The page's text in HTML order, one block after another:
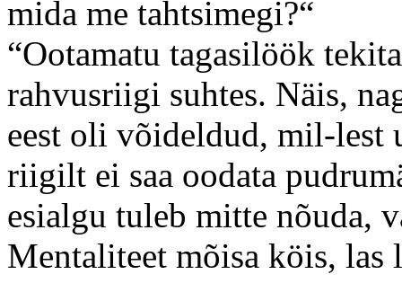
mida me tahtsimegi?“
“Ootamatu tagasilöök
rahvusriigi suhtes. Näis,
eest oli võideldud, mil-lest
riigilt ei saa oodata
esialgu tuleb mitte nõuda,
Mentaliteet mõisa köis, las